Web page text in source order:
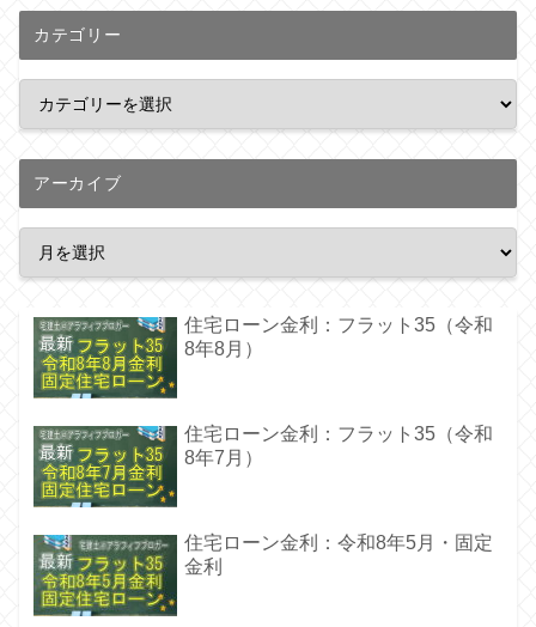
カテゴリー
アーカイブ
住宅ローン金利：フラット35（令和
8年8月）
住宅ローン金利：フラット35（令和
8年7月）
住宅ローン金利：令和8年5月・固定
金利